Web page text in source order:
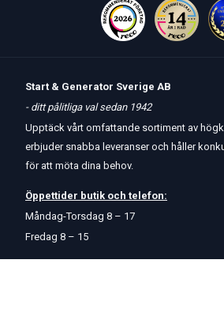
Start & Generator Sverige AB
- ditt pålitliga val sedan 1942
Upptäck vårt omfattande sortiment av
erbjuder snabba leveranser och håller
för att möta dina behov.
Öppettider butik och telefon:
Måndag-Torsdag 8 – 17
Fredag 8 – 15